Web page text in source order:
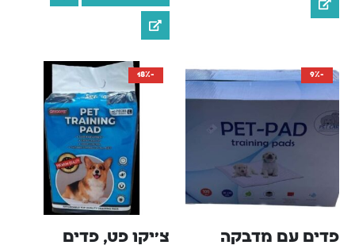
-9%
פדים עם מדבקה
-18%
צ'יקו פט, פדים